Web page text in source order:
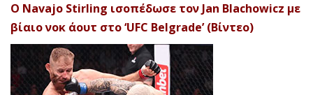
Ο Navajo Stirling ισοπέδωσε τον Jan Blachowicz με
βίαιο νοκ άουτ στο ‘UFC Belgrade’ (Βίντεο)